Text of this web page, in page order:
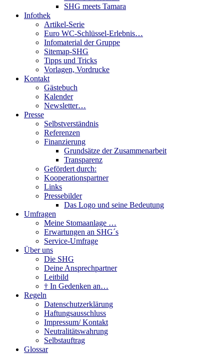
SHG meets Tamara
Infothek
Artikel-Serie
Euro WC-Schlüssel-Erlebnis…
Infomaterial der Gruppe
Sitemap-SHG
Tipps und Tricks
Vorlagen, Vordrucke
Kontakt
Gästebuch
Kalender
Newsletter…
Presse
Selbstverständnis
Referenzen
Finanzierung
Grundsätze der Zusammenarbeit
Transparenz
Gefördert durch:
Kooperationspartner
Links
Pressebilder
Das Logo und seine Bedeutung
Umfragen
Meine Stomaanlage …
Erwartungen an SHG´s
Service-Umfrage
Über uns
Die SHG
Deine Ansprechpartner
Leitbild
† In Gedenken an…
Regeln
Datenschutzerklärung
Haftungsausschluss
Impressum/ Kontakt
Neutralitätswahrung
Selbstauftrag
Glossar